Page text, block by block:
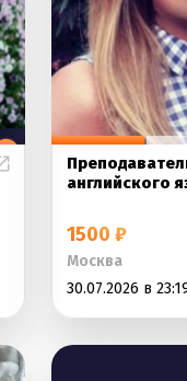
английского
1500 ₽
Москва
30.07.2026 в